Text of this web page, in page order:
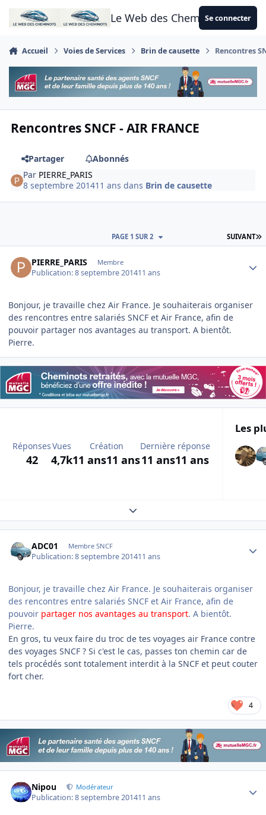
Aller au contenu
Le Web des CheminotsSe connecter
Accueil Voies de Services Brin de causette Rencontres
Rencontres SNCF - AIR FRANCE
Partager
Abonnés
Par PIERRE_PARIS
8 septembre 201411 ans dans Brin de causette
SUIVANT
PAGE 1 SUR 2
PIERRE_PARIS Membre
Publication:8 septembre 201411 ans
Bonjour, je travaille chez Air France. Je souhaiterais organiser
des rencontres entre salariés SNCF et Air France, afin de
pouvoir partager nos avantages au transport. A bientôt.
Pierre.
Réponses
42
Vues
4,7k
Création
11 ans11 ans
Dernière réponse
11 ans11 ans
Les
Expand topic overview
ADC01 Membre SNCF
Publication:8 septembre 201411 ans
Bonjour, je travaille chez Air France. Je souhaiterais organiser
des rencontres entre salariés SNCF et Air France, afin de
pouvoir partager nos avantages au transport. A bientôt.
Pierre.
En gros, tu veux faire du troc de tes voyages air France contre
des voyages SNCF ? Si c'est le cas, passes ton chemin car de
tels procédés sont totalement interdit à la SNCF et peut couter
fort cher.
4
Nipou Modérateur
Publication:8 septembre 201411 ans